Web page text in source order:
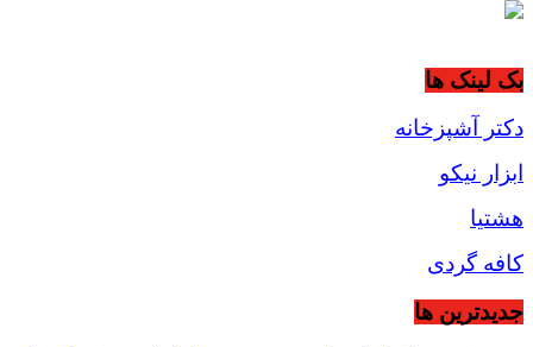
بک لینک ها
دکتر آشپزخانه
ابزار نیکو
هشتیا
کافه گردی
جديدترين ها